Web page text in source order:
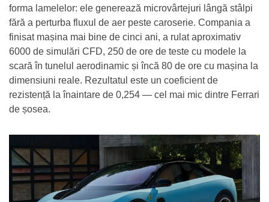
forma lamelelor: ele generează microvârtejuri lângă stâlpi
fără a perturba fluxul de aer peste caroserie. Compania a
finisat mașina mai bine de cinci ani, a rulat aproximativ
6000 de simulări CFD, 250 de ore de teste cu modele la
scară în tunelul aerodinamic și încă 80 de ore cu mașina la
dimensiuni reale. Rezultatul este un coeficient de
rezistență la înaintare de 0,254 — cel mai mic dintre Ferrari
de șosea.